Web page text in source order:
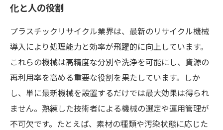
化と人の役割
プラスチックリサイクル業界は、最新のリサイクル機械
導入により処理能力と効率が飛躍的に向上しています。
これらの機械は高精度な分別や洗浄を可能にし、資源の
再利用率を高める重要な役割を果たしています。しか
し、単に最新機械を設置するだけでは最大効果は得られ
ません。熟練した技術者による機械の選定や運用管理が
不可欠です。たとえば、素材の種類や汚染状態に応じた